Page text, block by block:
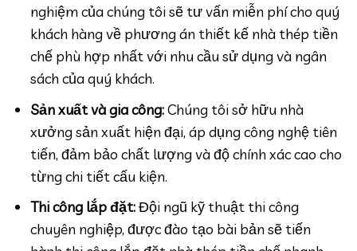
nghiệm của chúng tôi sẽ tư vấn miễn phí cho quý
khách hàng về phương án thiết kế nhà thép tiền
chế phù hợp nhất với nhu cầu sử dụng và ngân
sách của quý khách.
Sản xuất và gia công:Chúng tôi sở hữu nhà
xưởng sản xuất hiện đại, áp dụng công nghệ tiên
tiến, đảm bảo chất lượng và độ chính xác cao cho
từng chi tiết cấu kiện.
Thi công lắp đặt:Đội ngũ kỹ thuật thi công
chuyên nghiệp, được đào tạo bài bản sẽ tiến